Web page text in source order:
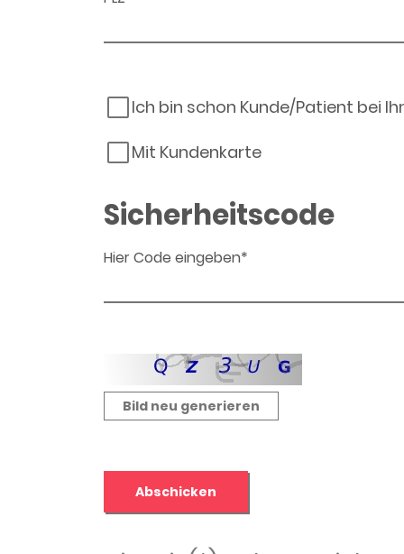
Ich bin schon Kunde/Patient bei
Mit Kundenkarte
Sicherheitscode
Hier Code eingeben*